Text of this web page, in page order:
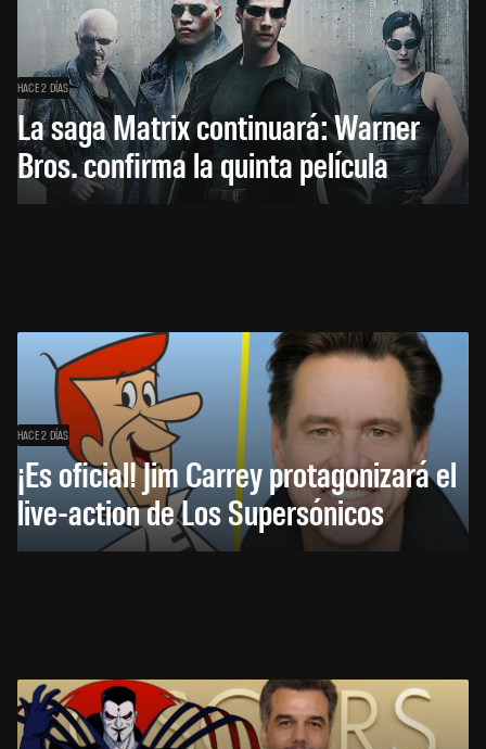
HACE 2 DÍAS
La saga Matrix continuará: Warner
Bros. confirma la quinta película
HACE 2 DÍAS
¡Es oficial! Jim Carrey protagonizará el
live-action de Los Supersónicos